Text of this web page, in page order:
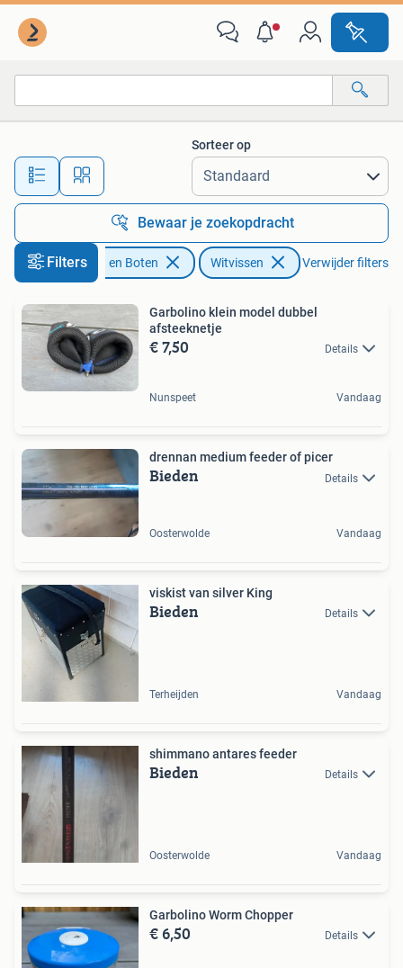
Alle afstanden…
Sorteer op
Bewaar je zoekopdracht
Filters
Watersport en Boten Witvissen Verwijder filters
Garbolino klein model dubbel
afsteeknetje
€ 7,50 Details
Nunspeet Vandaag
drennan medium feeder of picer
Bieden Details
Oosterwolde Vandaag
viskist van silver King
Bieden Details
Terheijden Vandaag
shimmano antares feeder
Bieden Details
Oosterwolde Vandaag
Garbolino Worm Chopper
€ 6,50 Details